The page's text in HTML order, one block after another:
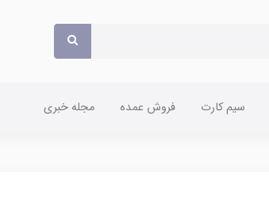
سیم کارت فروش عمده مجله خبری